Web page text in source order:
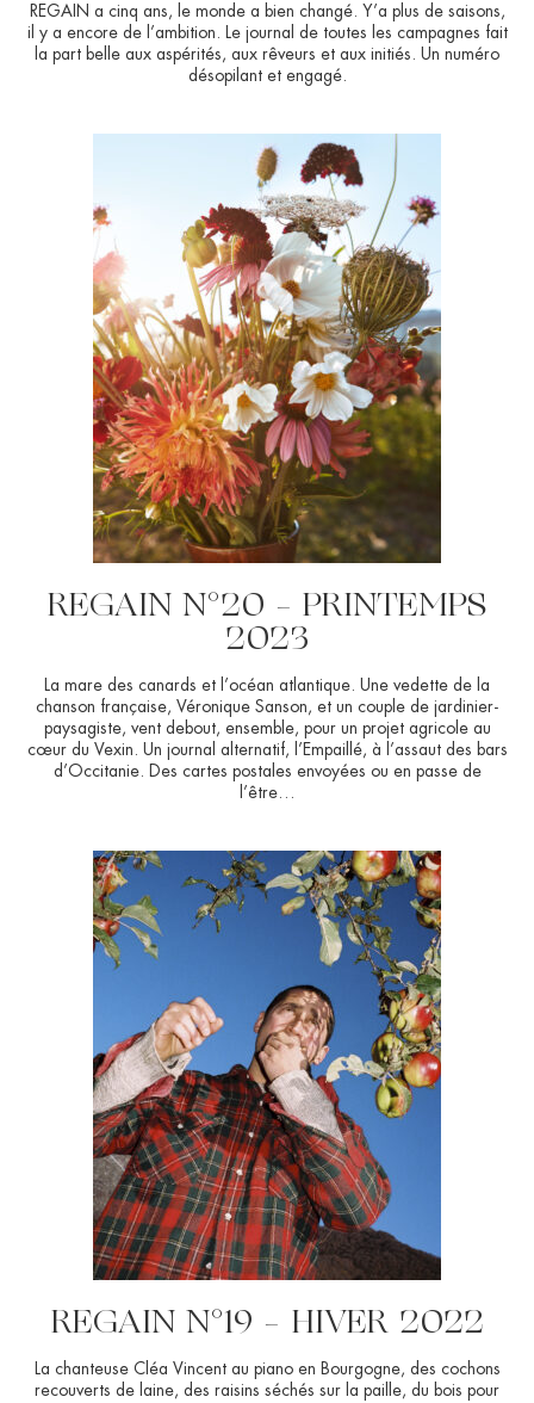
REGAIN a cinq ans, le monde a bien changé. Y’a plus de saisons,
il y a encore de l’ambition. Le journal de toutes les campagnes fait
la part belle aux aspérités, aux rêveurs et aux initiés. Un numéro
désopilant et engagé.
REGAIN N°20 – PRINTEMPS
2023
La mare des canards et l’océan atlantique. Une vedette de la
chanson française, Véronique Sanson, et un couple de jardinier-
paysagiste, vent debout, ensemble, pour un projet agricole au
cœur du Vexin. Un journal alternatif, l’Empaillé, à l’assaut des bars
d’Occitanie. Des cartes postales envoyées ou en passe de
l’être…
REGAIN N°19 – HIVER 2022
La chanteuse Cléa Vincent au piano en Bourgogne, des cochons
recouverts de laine, des raisins séchés sur la paille, du bois pour